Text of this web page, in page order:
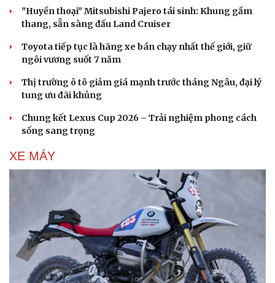
Văn hóa
Di sản
Giải trí
Nghệ sĩ
Thời trang
Sao Việt
"Huyền thoại" Mitsubishi Pajero tái sinh: Khung gầm
thang, sẵn sàng đấu Land Cruiser
Toyota tiếp tục là hãng xe bán chạy nhất thế giới, giữ
ngôi vương suốt 7 năm
Thị trường ô tô giảm giá mạnh trước tháng Ngâu, đại lý
tung ưu đãi khủng
Chung kết Lexus Cup 2026 – Trải nghiệm phong cách
sống sang trọng
XE MÁY